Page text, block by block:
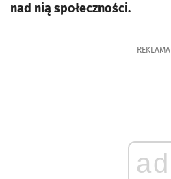
nad nią społeczności.
REKLAMA
ad